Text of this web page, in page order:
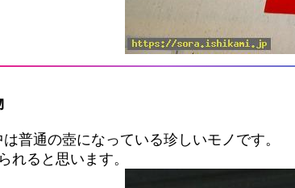
普通の壺になっている珍しいモノです。
れると思います。